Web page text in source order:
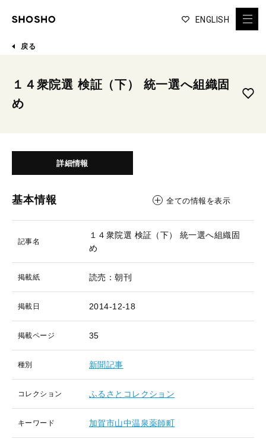
ENGLISH
戻る
１４衆院選 検証（下） 統一選へ組織固
め
詳細情報
基本情報 全ての情報を表示
記事名
１４衆院選 検証（下） 統一選へ組織固
め
掲載紙 読売：朝刊
掲載日 2014-12-18
掲載ページ 35
種別 新聞記事
コレクション ふるさとコレクション
キーワード 加賀市山中温泉薬師町